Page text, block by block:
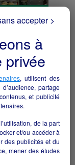
à
privée
, utilisent des
partage
et publicité
de la part
et/ou accéder à
des publicités et du
mener des études
accepter >